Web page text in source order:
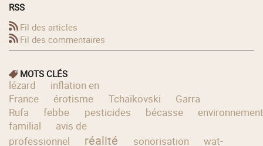
RSS
Fil des articles
Fil des commentaires
MOTS CLÉS
lézard
inflation en
France
érotisme Tchaïkovski
Garra
Rufa
febbe pesticides bécasse
environnement
familial
avis de
professionnel
réalité sonorisation
wat-